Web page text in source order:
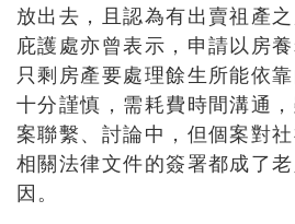
放出去，且認為有出賣祖產
庇護處亦曾表示，申請以房
只剩房產要處理餘生所能依
十分謹慎，需耗費時間溝通
案聯繫、討論中，但個案對社
相關法律文件的簽署都成了
因。